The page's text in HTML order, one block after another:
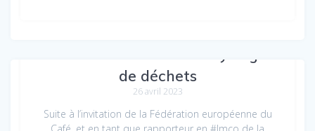
de déchets
26 avril 2023
Suite à l’invitation de la Fédération européenne du